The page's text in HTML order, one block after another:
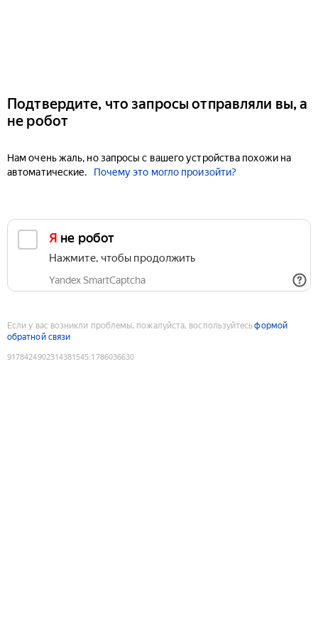
Подтвердите, что запросы отправляли вы, а
не робот
Нам очень жаль, но запросы с вашего устройства похожи на
автоматические.
Почему это могло произойти?
Я не робот
Нажмите, чтобы продолжить
Yandex SmartCaptcha
Если у вас возникли проблемы, пожалуйста, воспользуйтесьформой
обратной связи
9178424902314381545:1786036630